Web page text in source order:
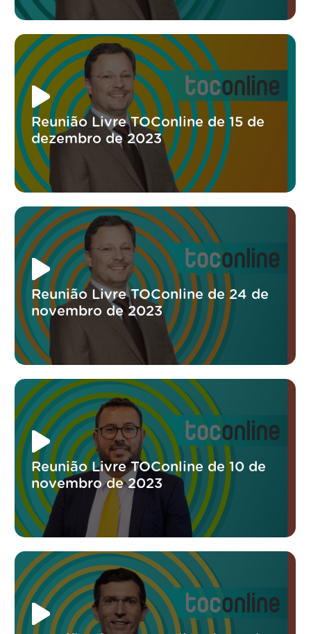
Reunião Livre TOConline de 15 de
dezembro de 2023
Reunião Livre TOConline de 24 de
novembro de 2023
Reunião Livre TOConline de 10 de
novembro de 2023